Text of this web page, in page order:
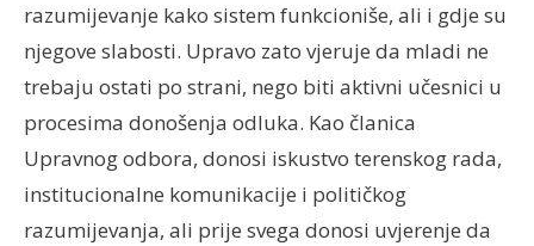
razumijevanje kako sistem funkcioniše, ali i gdje su
njegove slabosti. Upravo zato vjeruje da mladi ne
trebaju ostati po strani, nego biti aktivni učesnici u
procesima donošenja odluka. Kao članica
Upravnog odbora, donosi iskustvo terenskog rada,
institucionalne komunikacije i političkog
razumijevanja, ali prije svega donosi uvjerenje da